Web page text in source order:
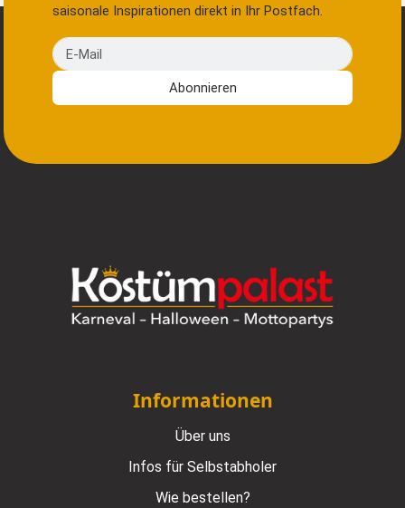
saisonale Inspirationen direkt in Ihr Postfach.
E-Mail
Abonnieren
Informationen
Über uns
Infos für Selbstabholer
Wie bestellen?